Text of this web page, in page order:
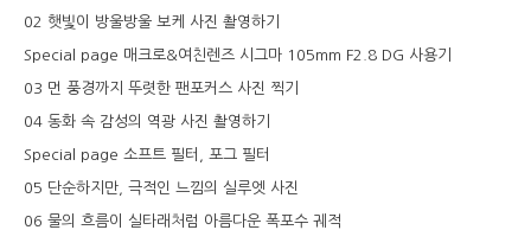
02 햇빛이 방울방울 보케 사진 촬영하기
Special page 매크로&여친렌즈 시그마 105mm F2.8 DG 사용기
03 먼 풍경까지 뚜렷한 팬포커스 사진 찍기
04 동화 속 감성의 역광 사진 촬영하기
Special page 소프트 필터, 포그 필터
05 단순하지만, 극적인 느낌의 실루엣 사진
06 물의 흐름이 실타래처럼 아름다운 폭포수 궤적